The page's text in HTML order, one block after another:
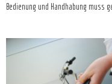
Bedienung und Handhabung muss